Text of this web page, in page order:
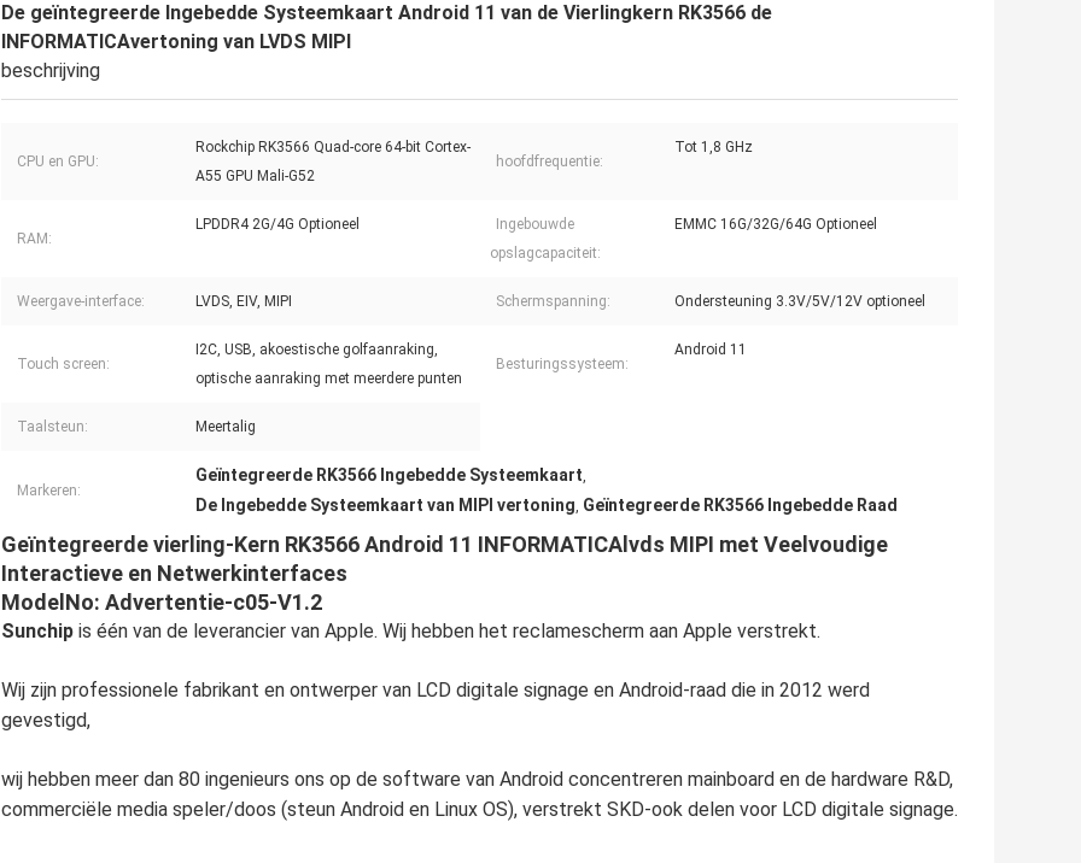
De geïntegreerde Ingebedde Systeemkaart Android 11 van de Vierlingkern RK3566 de
INFORMATICAvertoning van LVDS MIPI
beschrijving
CPU en GPU:
Rockchip RK3566 Quad-core 64-bit Cortex-
A55 GPU Mali-G52
hoofdfrequentie:
Tot 1,8 GHz
RAM:
LPDDR4 2G/4G Optioneel
Ingebouwde
opslagcapaciteit:
EMMC 16G/32G/64G Optioneel
Weergave-interface: LVDS, EIV, MIPI Schermspanning: Ondersteuning 3.3V/5V/12V optioneel
Touch screen:
I2C, USB, akoestische golfaanraking,
optische aanraking met meerdere punten
Besturingssysteem:
Android 11
Taalsteun: Meertalig
Markeren:
Geïntegreerde RK3566 Ingebedde Systeemkaart,
De Ingebedde Systeemkaart van MIPI vertoning, Geïntegreerde RK3566 Ingebedde Raad
Geïntegreerde vierling-Kern RK3566 Android 11 INFORMATICAlvds MIPI met Veelvoudige
Interactieve en Netwerkinterfaces
ModelNo: Advertentie-c05-V1.2
Sunchip is één van de leverancier van Apple. Wij hebben het reclamescherm aan Apple verstrekt.
Wij zijn professionele fabrikant en ontwerper van LCD digitale signage en Android-raad die in 2012 werd
gevestigd,
wij hebben meer dan 80 ingenieurs ons op de software van Android concentreren mainboard en de hardware R&D,
commerciële media speler/doos (steun Android en Linux OS), verstrekt SKD-ook delen voor LCD digitale signage.